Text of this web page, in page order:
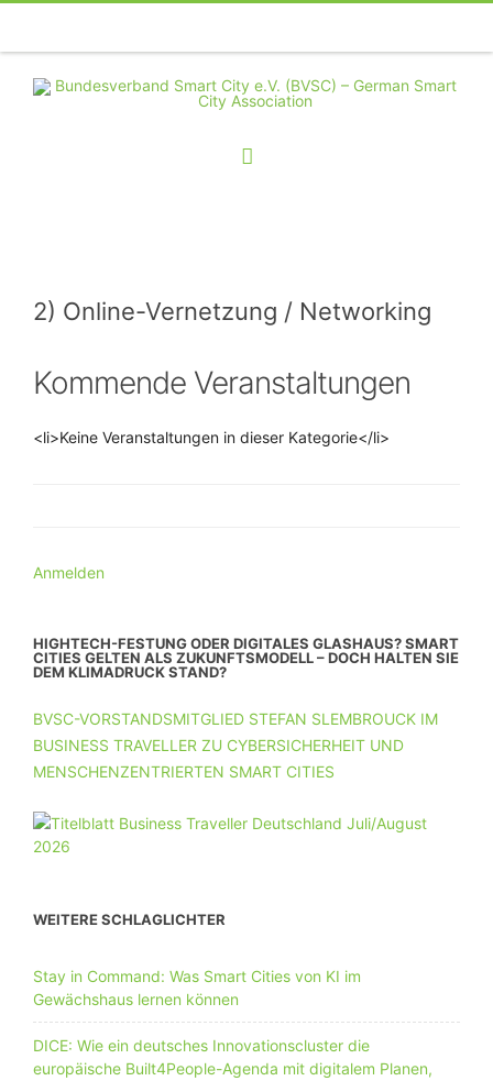
TelefonFacebookTwitterYoutubeInstagramLinkedinRSS
2) Online-Vernetzung / Networking
Kommende Veranstaltungen
<li>Keine Veranstaltungen in dieser Kategorie</li>
Anmelden
HIGHTECH-FESTUNG ODER DIGITALES GLASHAUS? SMART
CITIES GELTEN ALS ZUKUNFTSMODELL – DOCH HALTEN SIE
DEM KLIMADRUCK STAND?
BVSC-VORSTANDSMITGLIED STEFAN SLEMBROUCK IM
BUSINESS TRAVELLER ZU CYBERSICHERHEIT UND
MENSCHENZENTRIERTEN SMART CITIES
WEITERE SCHLAGLICHTER
Stay in Command: Was Smart Cities von KI im
Gewächshaus lernen können
DICE: Wie ein deutsches Innovationscluster die
europäische Built4People-Agenda mit digitalem Planen,